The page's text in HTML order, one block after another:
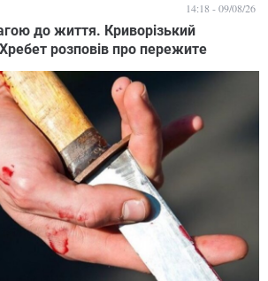
до життя. Криворізький
розповів про пережите
14:18 - 09/08/26